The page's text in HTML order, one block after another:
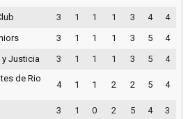
3 1 1 1 3 4
4
3 1 1 1 3 5
4
Justicia 3 1 1 1 3 5 4
de Rio
4 1 1 2 2 5 4
3 1 0 2 5 4
3